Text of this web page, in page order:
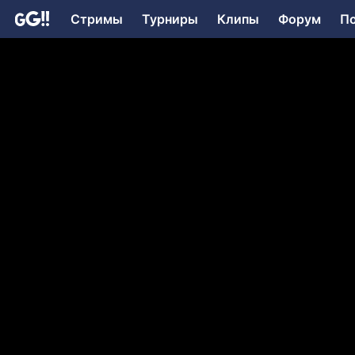
Стримы Турниры Клипы Форум